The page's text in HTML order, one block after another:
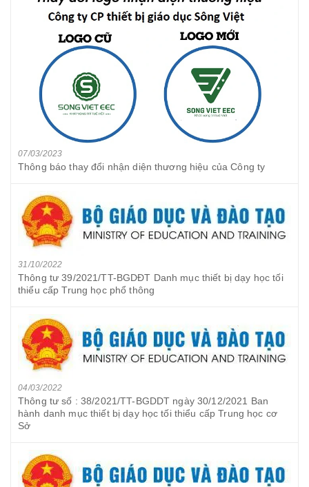
07/03/2023
Thông báo thay đổi nhận diện thương hiệu của Công ty
31/10/2022
Thông tư 39/2021/TT-BGDĐT Danh mục thiết bị dạy học tối
thiểu cấp Trung học phổ thông
04/03/2022
Thông tư số : 38/2021/TT-BGDDT ngày 30/12/2021 Ban
hành danh mục thiết bị dạy học tối thiểu cấp Trung học cơ
Sở